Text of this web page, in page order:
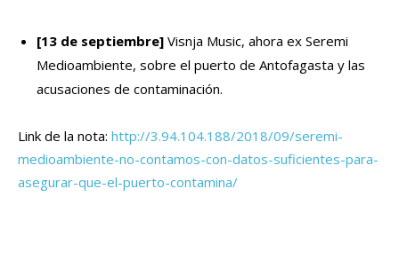
[13 de septiembre] Visnja Music, ahora ex Seremi
Medioambiente, sobre el puerto de Antofagasta y las
acusaciones de contaminación.
Link de la nota: http://3.94.104.188/2018/09/seremi-
medioambiente-no-contamos-con-datos-suficientes-para-
asegurar-que-el-puerto-contamina/